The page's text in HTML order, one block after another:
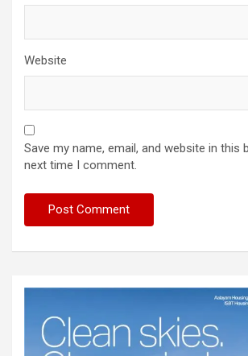
Website
Save my name, email, and website in this
next time I comment.